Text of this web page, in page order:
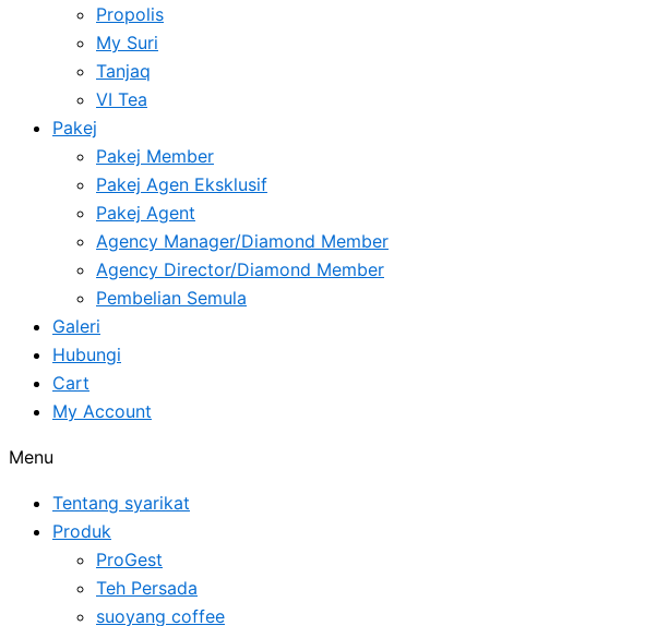
Propolis
My Suri
Tanjaq
VI Tea
Pakej
Pakej Member
Pakej Agen Eksklusif
Pakej Agent
Agency Manager/Diamond Member
Agency Director/Diamond Member
Pembelian Semula
Galeri
Hubungi
Cart
My Account
Menu
Tentang syarikat
Produk
ProGest
Teh Persada
suoyang coffee